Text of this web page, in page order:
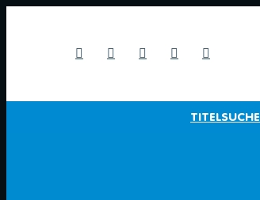
TITELSUCHE